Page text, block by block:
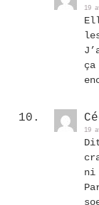
19
19
ni